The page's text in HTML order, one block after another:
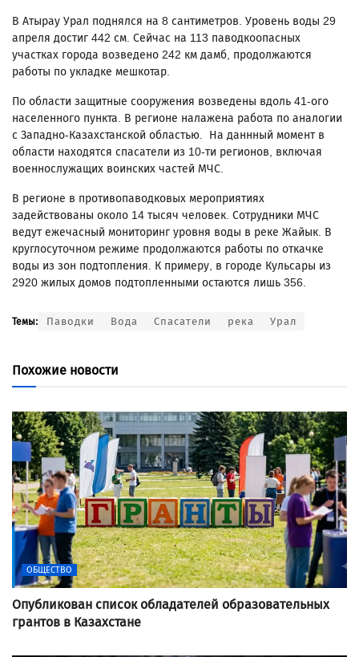
В Атырау Урал поднялся на 8 сантиметров. Уровень воды 29
апреля достиг 442 см. Сейчас на 113 паводкоопасных
участках города возведено 242 км дамб, продолжаются
работы по укладке мешкотар.
По области защитные сооружения возведены вдоль 41-ого
населенного пункта. В регионе налажена работа по аналогии
с Западно-Казахстанской областью. На даннный момент в
области находятся спасатели из 10-ти регионов, включая
военнослужащих воинских частей МЧС.
В регионе в противопаводковых мероприятиях
задействованы около 14 тысяч человек. Сотрудники МЧС
ведут ежечасный мониторинг уровня воды в реке Жайык. В
круглосуточном режиме продолжаются работы по откачке
воды из зон подтопления. К примеру, в городе Кульсары из
2920 жилых домов подтопленными остаются лишь 356.
Темы: Паводки Вода Спасатели река Урал
Похожие новости
ОБЩЕСТВО
Опубликован список обладателей образовательных
грантов в Казахстане